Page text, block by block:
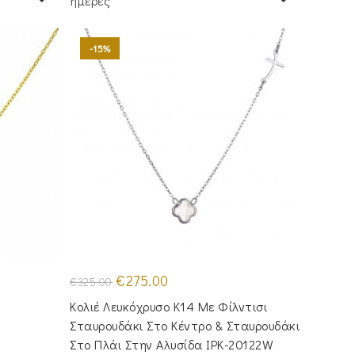
-15%
€325.00 Original
price
was:
€325.00.
€275.00
τιμή
είναι:
€275.00.
Κολιέ Λευκόχρυσο Κ14 Με Φίλντισι
Σταυρουδάκι Στο Κέντρο & Σταυρουδάκι
Στο Πλάι Στην Αλυσίδα IPK-20122W